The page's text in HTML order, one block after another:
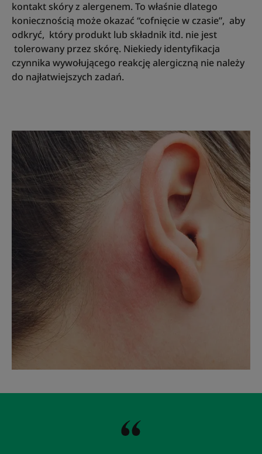
kontakt skóry z alergenem. To właśnie dlatego
koniecznością może okazać “cofnięcie w czasie”, aby
odkryć, który produkt lub składnik itd. nie jest
tolerowany przez skórę. Niekiedy identyfikacja
czynnika wywołującego reakcję alergiczną nie należy
do najłatwiejszych zadań.